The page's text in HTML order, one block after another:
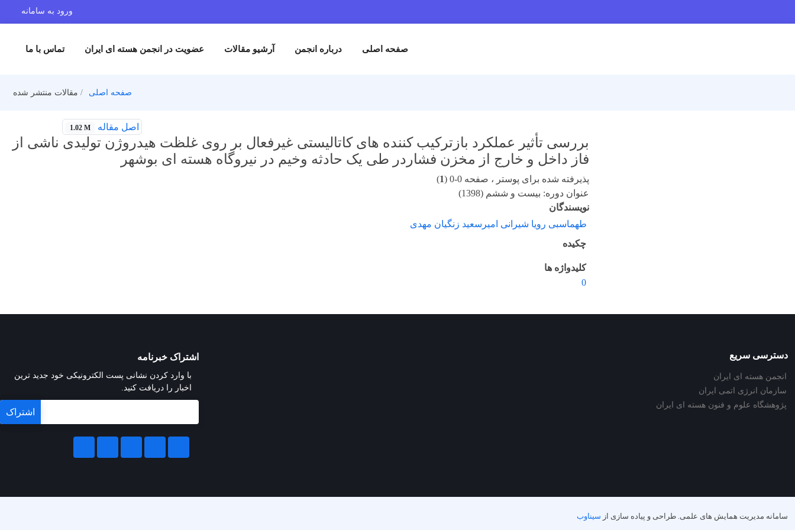
ورود به سامانه
صفحه اصلی درباره انجمن آرشیو مقالات عضویت در انجمن هسته ای ایران تماس با ما
صفحه اصلی مقالات منتشر شده
اصل مقاله 1.02 M
بررسی تأثیر عملکرد بازترکیب کننده های کاتالیستی غیرفعال بر روی غلظت هیدروژن تولیدی ناشی از
فاز داخل و خارج از مخزن فشاردر طی یک حادثه وخیم در نیروگاه هسته ای بوشهر
پذیرفته شده برای پوستر ، صفحه 0-0 ( 1
)
عنوان دوره: بیست و ششم (1398)
نویسندگان
طهماسبی رویا شیرانی امیرسعید زنگیان مهدی
چکیده
کلیدواژه ها
0
دسترسی سریع
انجمن هسته ای ایران
سازمان انرژی اتمی ایران
پژوهشگاه علوم و فنون هسته ای ایران
اشتراک خبرنامه
با وارد کردن نشانی پست الکترونیکی خود جدید ترین
اخبار را دریافت کنید.
سامانه مدیریت همایش های علمی. طراحی و پیاده سازی از سیناوب